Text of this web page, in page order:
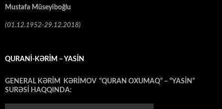
Mustafa Müseyiboğlu
(01.12.1952-29.12.2018)
QURANİ-KƏRİM – YASİN
GENERAL KƏRİM KƏRİMOV “QURAN OXUMAQ” – “YASİN”
SURƏSİ HAQQINDA: